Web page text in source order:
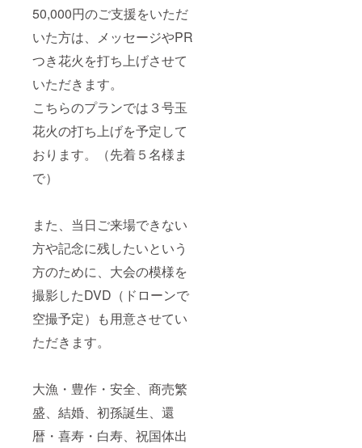
50,000円のご支援をいただ
いた方は、メッセージやPR
つき花火を打ち上げさせて
いただきます。
こちらのプランでは３号玉
花火の打ち上げを予定して
おります。（先着５名様ま
で）
また、当日ご来場できない
方や記念に残したいという
方のために、大会の模様を
撮影したDVD（ドローンで
空撮予定）も用意させてい
ただきます。
大漁・豊作・安全、商売繁
盛、結婚、初孫誕生、還
暦・喜寿・白寿、祝国体出